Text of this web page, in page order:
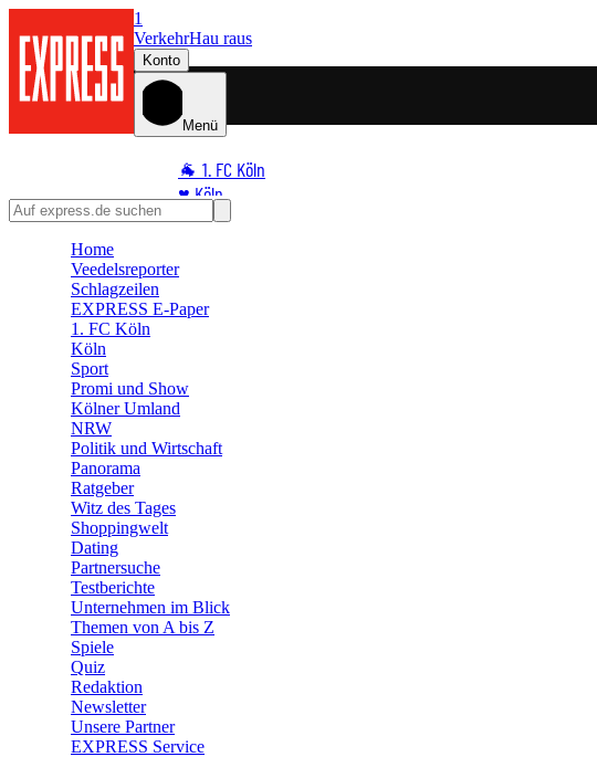
1
VerkehrHau raus
Konto
Menü
🐐 1. FC Köln
♥️ Köln
⭐ Promi
🛒 Shoppingwelt
🧩 Spiele
Home
Veedelsreporter
Schlagzeilen
EXPRESS E-Paper
1. FC Köln
Köln
Sport
Promi und Show
Kölner Umland
NRW
Politik und Wirtschaft
Panorama
Ratgeber
Witz des Tages
Shoppingwelt
Dating
Partnersuche
Testberichte
Unternehmen im Blick
Themen von A bis Z
Spiele
Quiz
Redaktion
Newsletter
Unsere Partner
EXPRESS Service